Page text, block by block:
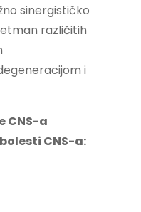
sinergističko
različitih
i
CNS-a
CNS-a: